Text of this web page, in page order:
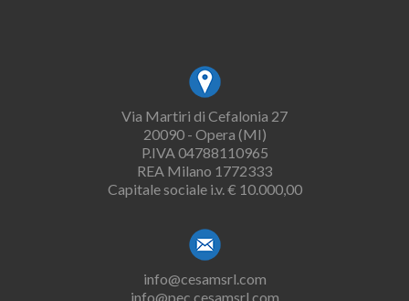
Via Martiri di Cefalonia 27
20090 - Opera (MI)
P.IVA 04788110965
REA Milano 1772333
Capitale sociale i.v. € 10.000,00
info@cesamsrl.com
info@pec.cesamsrl.com